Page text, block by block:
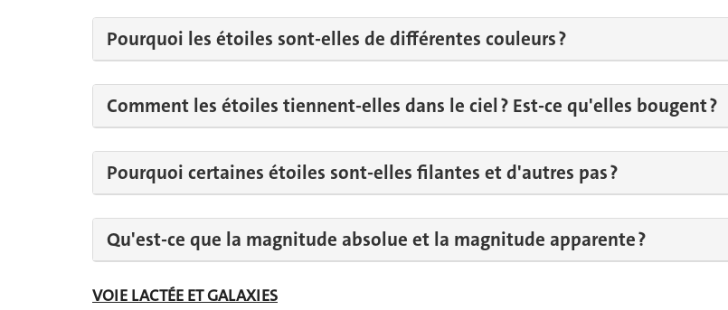
Pourquoi les étoiles sont-elles de différentes couleurs ?
Comment les étoiles tiennent-elles dans le ciel ? Est-ce qu'elles bougent ?
Pourquoi certaines étoiles sont-elles filantes et d'autres pas ?
Qu'est-ce que la magnitude absolue et la magnitude apparente ?
VOIE LACTÉE ET GALAXIES